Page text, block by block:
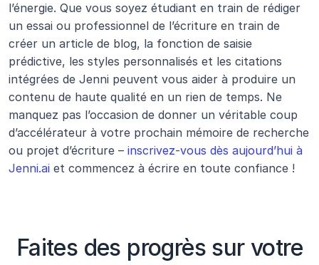
l’énergie. Que vous soyez étudiant en train de rédiger
un essai ou professionnel de l’écriture en train de
créer un article de blog, la fonction de saisie
prédictive, les styles personnalisés et les citations
intégrées de Jenni peuvent vous aider à produire un
contenu de haute qualité en un rien de temps. Ne
manquez pas l’occasion de donner un véritable coup
d’accélérateur à votre prochain mémoire de recherche
ou projet d’écriture – inscrivez-vous dès aujourd’hui à
Jenni.ai et commencez à écrire en toute confiance !
Faites des progrès sur votre